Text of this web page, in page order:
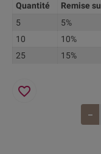
Quantité Remise
5
5%
10
10%
25
15%
favorite_border